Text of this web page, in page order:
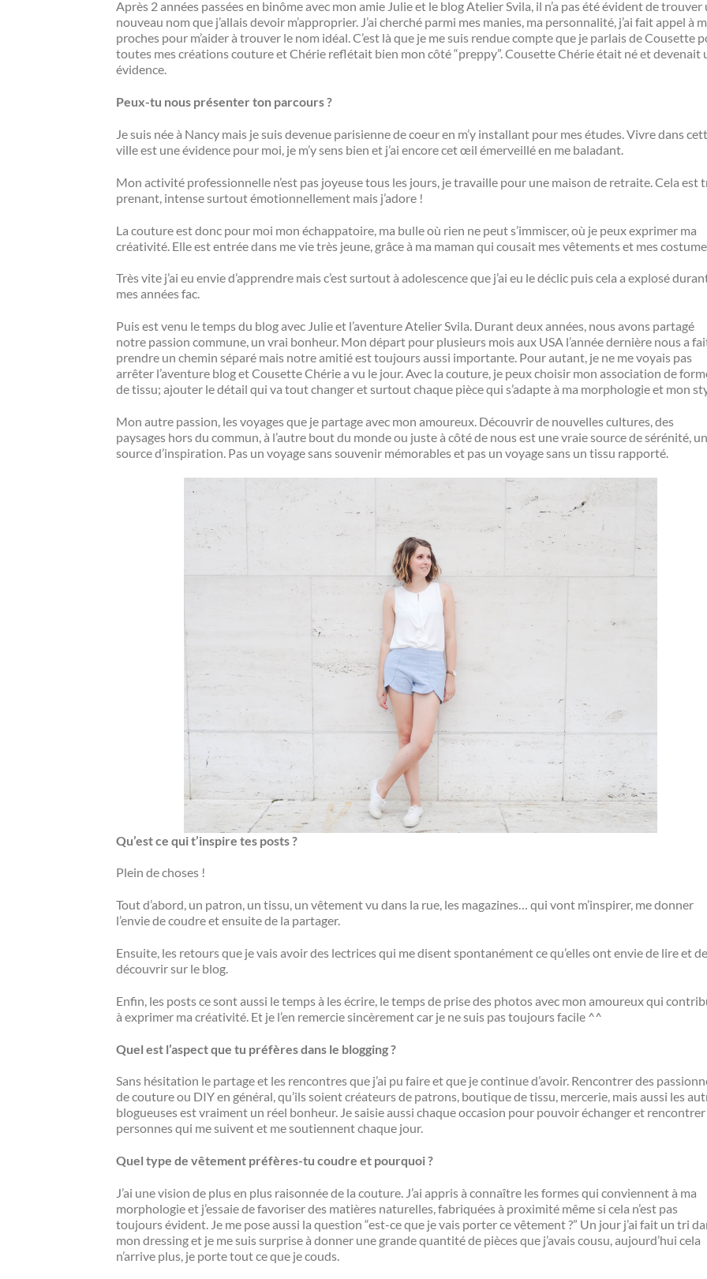
Après 2 années passées en binôme avec mon amie Julie et le blog Atelier Svila, il n’a pas été évident de trouver
nouveau nom que j’allais devoir m’approprier. J’ai cherché parmi mes manies, ma personnalité, j’ai fait appel à
proches pour m’aider à trouver le nom idéal. C’est là que je me suis rendue compte que je parlais de Cousette
toutes mes créations couture et Chérie reflétait bien mon côté “preppy”. Cousette Chérie était né et devenait
évidence.
Peux-tu nous présenter ton parcours ?
Je suis née à Nancy mais je suis devenue parisienne de coeur en m’y installant pour mes études. Vivre dans
ville est une évidence pour moi, je m’y sens bien et j’ai encore cet œil émerveillé en me baladant.
Mon activité professionnelle n’est pas joyeuse tous les jours, je travaille pour une maison de retraite. Cela est
prenant, intense surtout émotionnellement mais j’adore !
La couture est donc pour moi mon échappatoire, ma bulle où rien ne peut s’immiscer, où je peux exprimer ma
créativité. Elle est entrée dans me vie très jeune, grâce à ma maman qui cousait mes vêtements et mes
Très vite j’ai eu envie d’apprendre mais c’est surtout à adolescence que j’ai eu le déclic puis cela a explosé
mes années fac.
Puis est venu le temps du blog avec Julie et l’aventure Atelier Svila. Durant deux années, nous avons partagé
notre passion commune, un vrai bonheur. Mon départ pour plusieurs mois aux USA l’année dernière nous a
prendre un chemin séparé mais notre amitié est toujours aussi importante. Pour autant, je ne me voyais pas
arrêter l’aventure blog et Cousette Chérie a vu le jour. Avec la couture, je peux choisir mon association de
de tissu; ajouter le détail qui va tout changer et surtout chaque pièce qui s’adapte à ma morphologie et mon
Mon autre passion, les voyages que je partage avec mon amoureux. Découvrir de nouvelles cultures, des
paysages hors du commun, à l’autre bout du monde ou juste à côté de nous est une vraie source de sérénité,
source d’inspiration. Pas un voyage sans souvenir mémorables et pas un voyage sans un tissu rapporté.
Qu’est ce qui t’inspire tes posts ?
Plein de choses !
Tout d’abord, un patron, un tissu, un vêtement vu dans la rue, les magazines… qui vont m’inspirer, me donner
l’envie de coudre et ensuite de la partager.
Ensuite, les retours que je vais avoir des lectrices qui me disent spontanément ce qu’elles ont envie de lire et de
découvrir sur le blog.
Enfin, les posts ce sont aussi le temps à les écrire, le temps de prise des photos avec mon amoureux qui
à exprimer ma créativité. Et je l’en remercie sincèrement car je ne suis pas toujours facile ^^
Quel est l’aspect que tu préfères dans le blogging ?
Sans hésitation le partage et les rencontres que j’ai pu faire et que je continue d’avoir. Rencontrer des
de couture ou DIY en général, qu’ils soient créateurs de patrons, boutique de tissu, mercerie, mais aussi les
blogueuses est vraiment un réel bonheur. Je saisie aussi chaque occasion pour pouvoir échanger et rencontrer
personnes qui me suivent et me soutiennent chaque jour.
Quel type de vêtement préfères-tu coudre et pourquoi ?
J’ai une vision de plus en plus raisonnée de la couture. J’ai appris à connaître les formes qui conviennent à ma
morphologie et j’essaie de favoriser des matières naturelles, fabriquées à proximité même si cela n’est pas
toujours évident. Je me pose aussi la question “est-ce que je vais porter ce vêtement ?” Un jour j’ai fait un tri
mon dressing et je me suis surprise à donner une grande quantité de pièces que j’avais cousu, aujourd’hui cela
n’arrive plus, je porte tout ce que je couds.